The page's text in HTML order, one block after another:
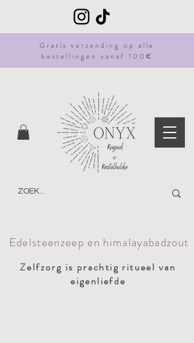
Gratis verzending op alle
bestellingen vanaf 100€
Edelsteenzeep en himalayabadzout
Zelfzorg is prachtig ritueel van
eigenliefde